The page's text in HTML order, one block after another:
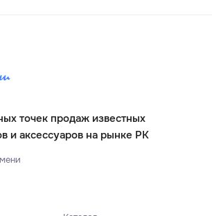
точек продаж известных
и аксессуаров на рынке РК